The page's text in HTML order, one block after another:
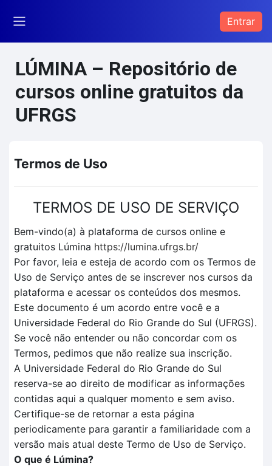
Entrar
LÚMINA – Repositório de
cursos online gratuitos da
UFRGS
Termos de Uso
TERMOS DE USO DE SERVIÇO
Bem-vindo(a) à plataforma de cursos online e
gratuitos Lúmina https://lumina.ufrgs.br/
Por favor, leia e esteja de acordo com os Termos de
Uso de Serviço antes de se inscrever nos cursos da
plataforma e acessar os conteúdos dos mesmos.
Este documento é um acordo entre você e a
Universidade Federal do Rio Grande do Sul (UFRGS).
Se você não entender ou não concordar com os
Termos, pedimos que não realize sua inscrição.
A Universidade Federal do Rio Grande do Sul
reserva-se ao direito de modificar as informações
contidas aqui a qualquer momento e sem aviso.
Certifique-se de retornar a esta página
periodicamente para garantir a familiaridade com a
versão mais atual deste Termo de Uso de Serviço.
O que é Lúmina?